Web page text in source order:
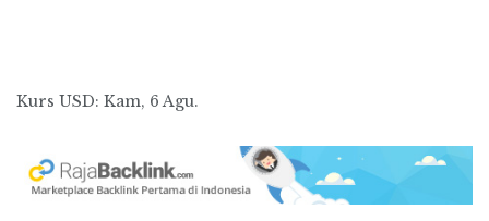
Kurs USD: Kam, 6 Agu.